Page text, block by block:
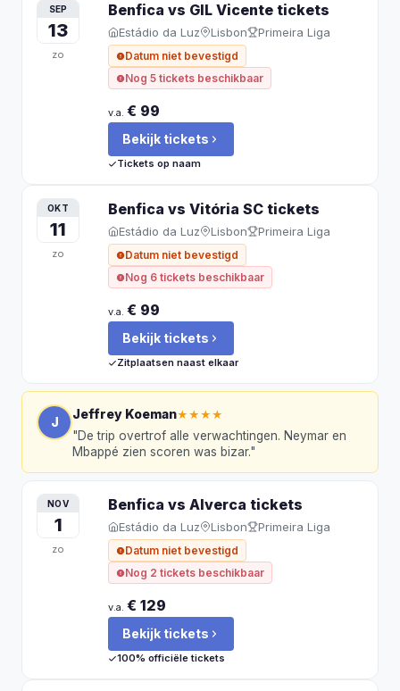
SEP
13
zo
Benfica vs GIL Vicente tickets
Estádio da Luz Lisbon Primeira Liga
Datum niet bevestigd
Nog 5 tickets beschikbaar
v.a. € 99
Bekijk tickets
Tickets op naam
OKT
11
zo
Benfica vs Vitória SC tickets
Estádio da Luz Lisbon Primeira Liga
Datum niet bevestigd
Nog 6 tickets beschikbaar
v.a. € 99
Bekijk tickets
Zitplaatsen naast elkaar
J
Jeffrey Koeman★★★★
"De trip overtrof alle verwachtingen. Neymar en
Mbappé zien scoren was bizar."
NOV
1
zo
Benfica vs Alverca tickets
Estádio da Luz Lisbon Primeira Liga
Datum niet bevestigd
Nog 2 tickets beschikbaar
v.a. € 129
Bekijk tickets
100% officiële tickets